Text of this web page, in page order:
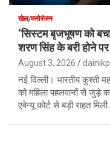
खेल/मनोरंजन
‘सिस्टम बृजभूषण को
शरण सिंह के बरी होने
August 3, 2026
नई दिल्ली। भारतीय कुश्ती
को महिला पहलवानों से जुड़े
एवेन्यू कोर्ट से बड़ी राहत